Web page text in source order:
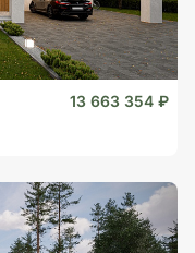
13 663 354 ₽